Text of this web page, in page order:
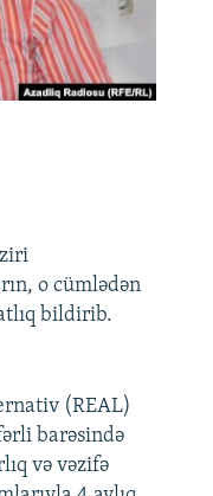
o cümlədən
bildirib.
(REAL)
barəsində
və vəzifə